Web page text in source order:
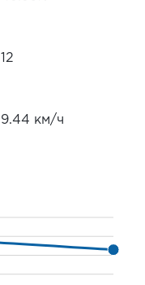
12
9.44 км/ч